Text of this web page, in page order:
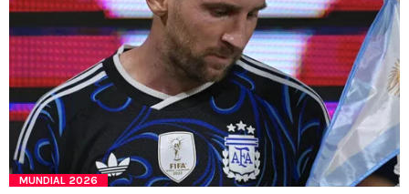
MUNDIAL 2026